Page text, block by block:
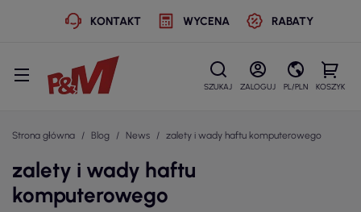
KONTAKT WYCENA RABATY
SZUKAJ ZALOGUJ PL/PLN KOSZYK
Strona główna Blog News zalety i wady haftu komputerowego
zalety i wady haftu
komputerowego